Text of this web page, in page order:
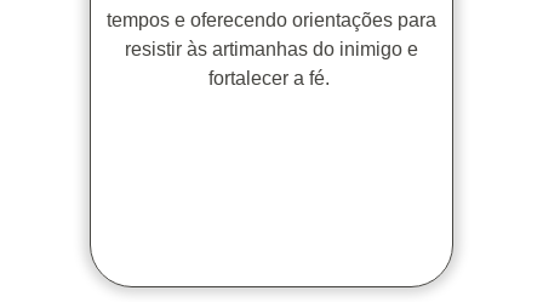
tempos e oferecendo orientações para
resistir às artimanhas do inimigo e
fortalecer a fé.